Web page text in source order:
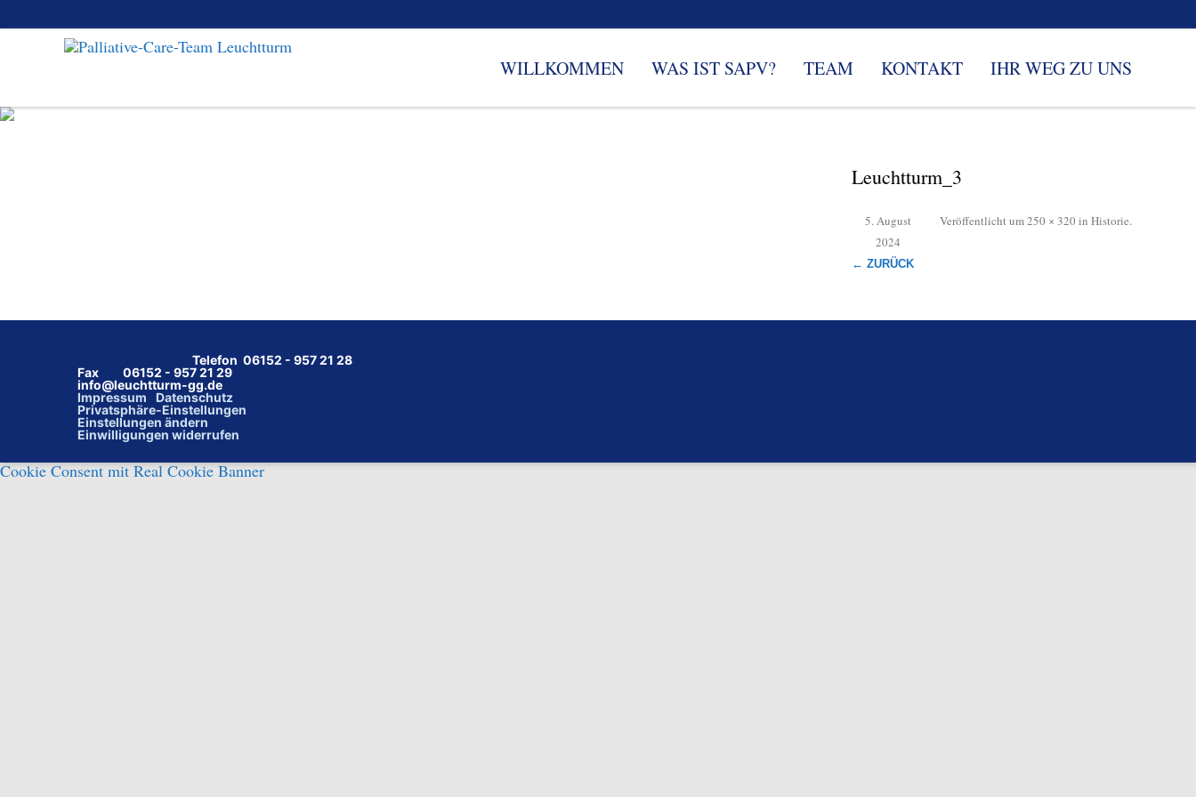
WILLKOMMEN WAS IST SAPV? TEAM KONTAKT IHR WEG ZU UNS
Leuchtturm_3
Veröffentlicht
5. August
2024
um250 × 320 in Historie.
← ZURÜCK
Telefon 06152 - 957 21 28
Fax 06152 - 957 21 29
info@leuchtturm-gg.de
Impressum
Datenschutz
Privatsphäre-Einstellungen
Einstellungen ändern
Einwilligungen widerrufen
Cookie Consent mit Real Cookie Banner